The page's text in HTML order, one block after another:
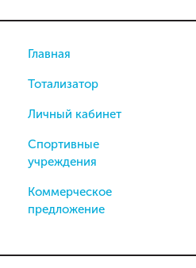
Главная
Тотализатор
Личный кабинет
Спортивные
учреждения
Коммерческое
предложение